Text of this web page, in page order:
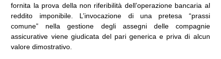
fornita la prova della non riferibilità dell’operazione bancaria al
reddito imponibile. L’invocazione di una pretesa “prassi
comune” nella gestione degli assegni delle compagnie
assicurative viene giudicata del pari generica e priva di alcun
valore dimostrativo.